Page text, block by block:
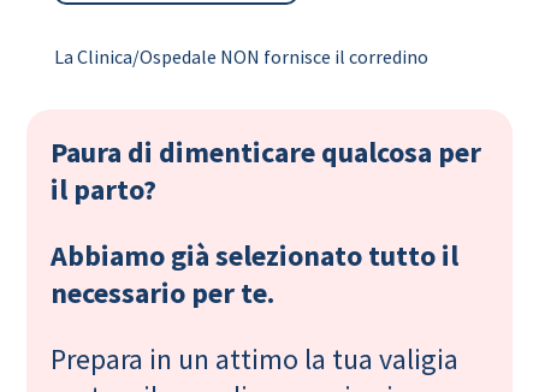
La Clinica/Ospedale NON fornisce il corredino
Paura di dimenticare qualcosa per
il parto?
Abbiamo già selezionato tutto il
necessario per te.
Prepara in un attimo la tua valigia